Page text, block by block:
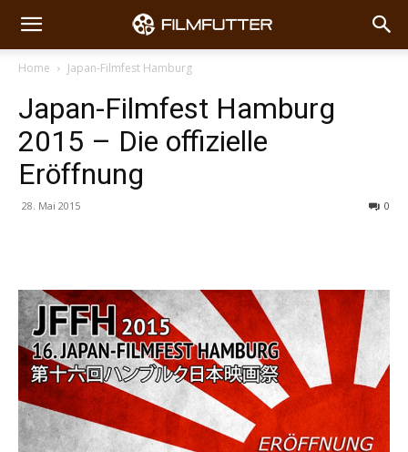
Home Japan-Filmfest Hamburg
Japan-Filmfest Hamburg
2015 – Die offizielle
Eröffnung
28. Mai 2015 0